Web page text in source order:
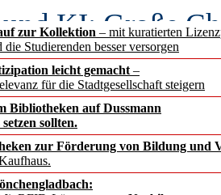
zur Kollektion – mit kuratierten
Studierenden besser versorgen
leicht gemacht –
für die Stadtgesellschaft steigern
Bibliotheken auf Dussmann
sollten.
zur Förderung von Bildung und
KI: Große
erstes
Research –